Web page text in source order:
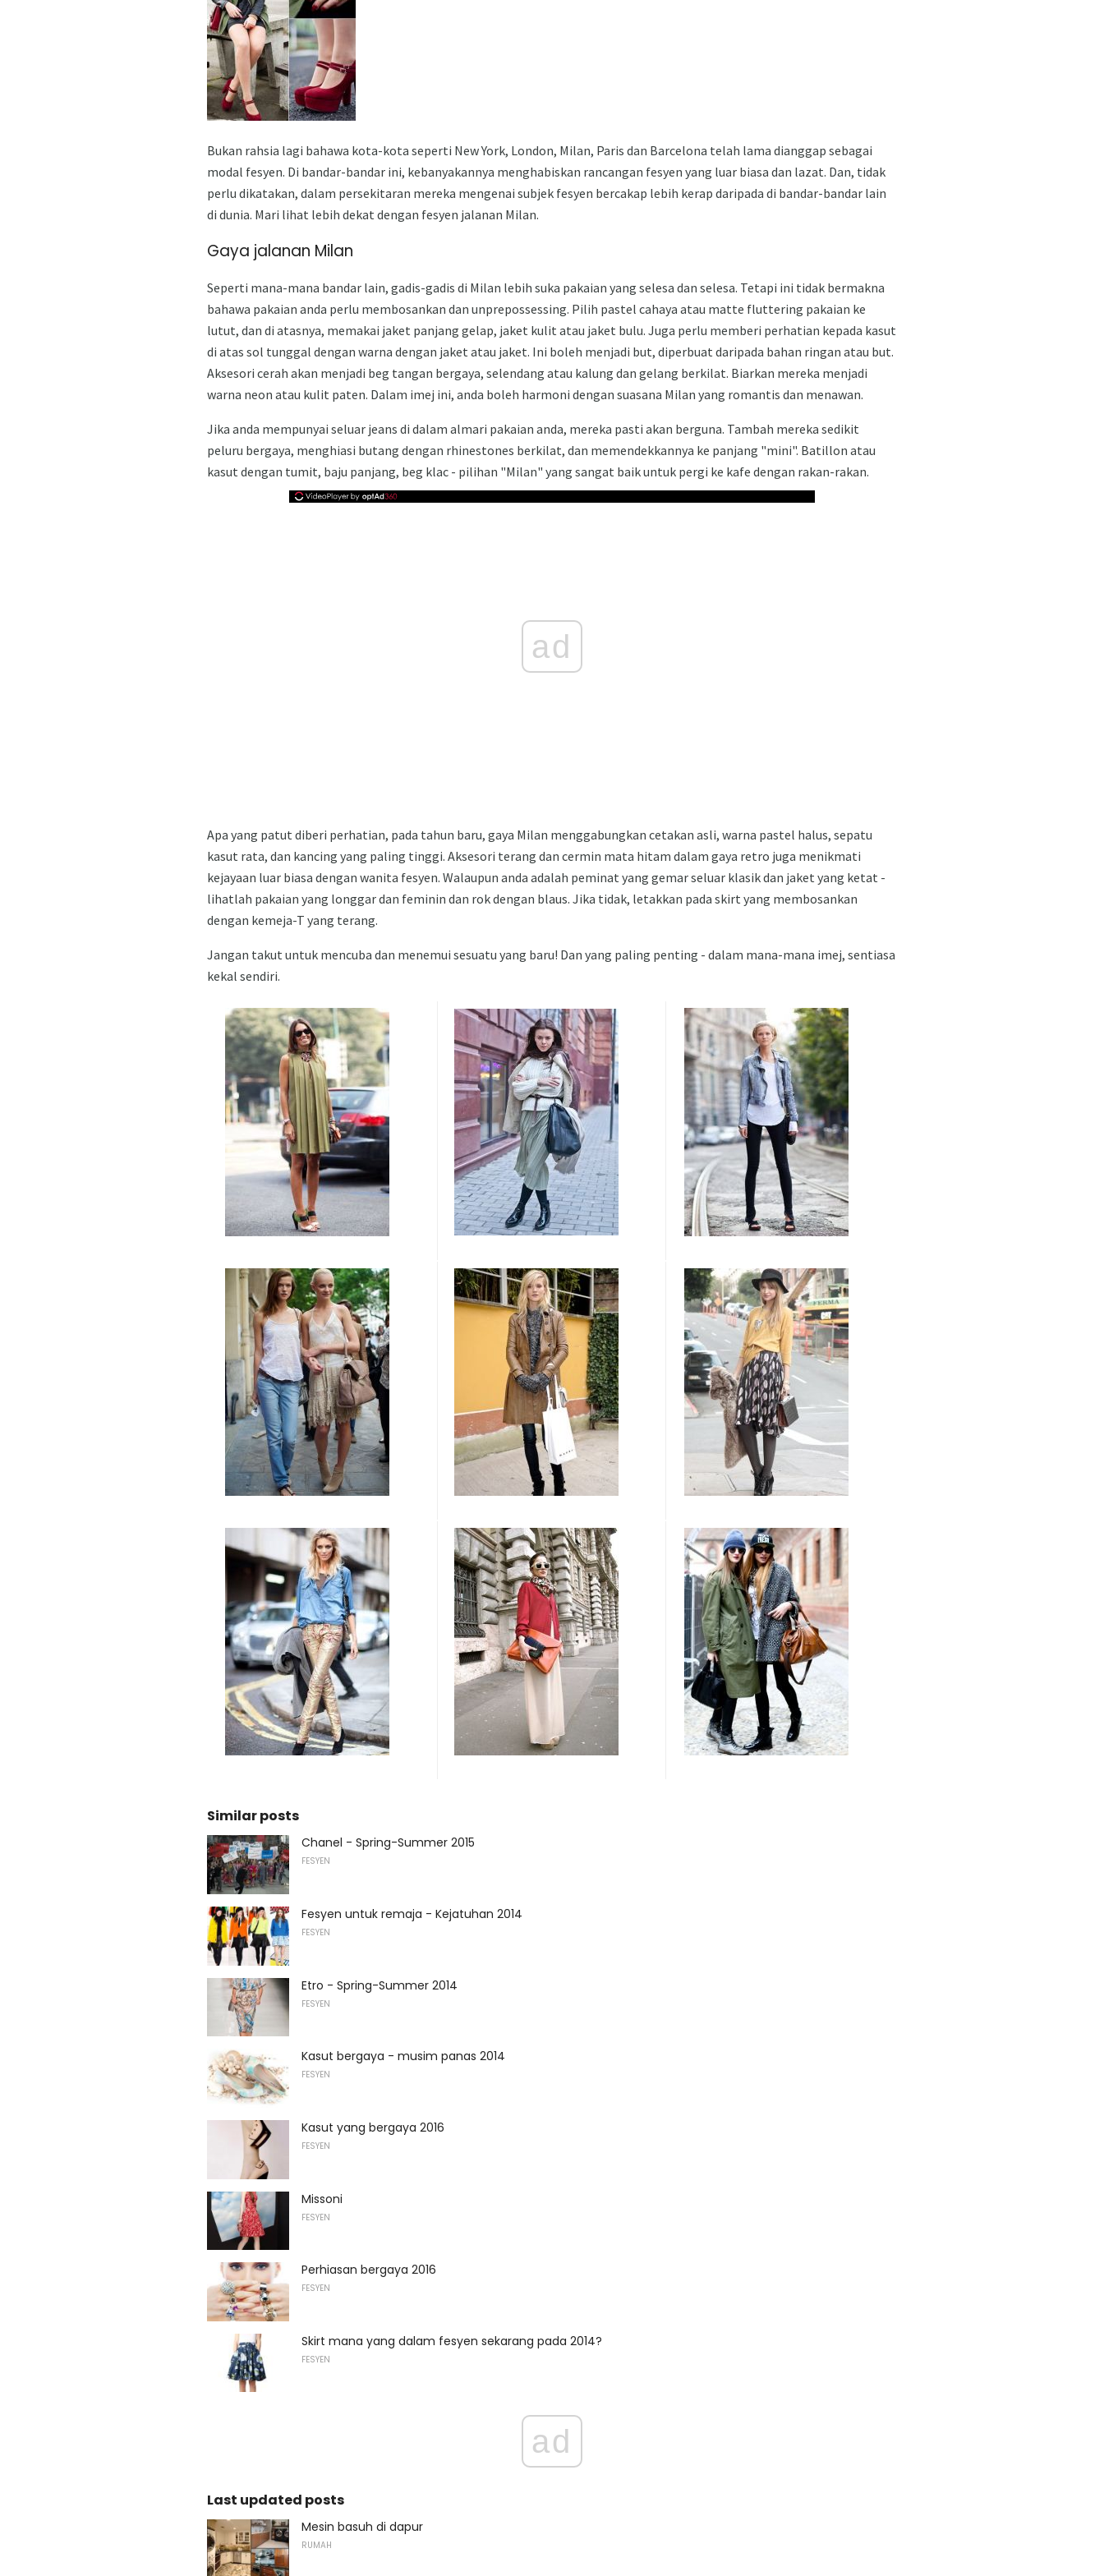
Bukan rahsia lagi bahawa kota-kota seperti New York, London, Milan, Paris dan Barcelona telah lama dianggap sebagai
modal fesyen. Di bandar-bandar ini, kebanyakannya menghabiskan rancangan fesyen yang luar biasa dan lazat. Dan, tidak
perlu dikatakan, dalam persekitaran mereka mengenai subjek fesyen bercakap lebih kerap daripada di bandar-bandar lain
di dunia. Mari lihat lebih dekat dengan fesyen jalanan Milan.
Gaya jalanan Milan
Seperti mana-mana bandar lain, gadis-gadis di Milan lebih suka pakaian yang selesa dan selesa. Tetapi ini tidak bermakna
bahawa pakaian anda perlu membosankan dan unprepossessing. Pilih pastel cahaya atau matte fluttering pakaian ke
lutut, dan di atasnya, memakai jaket panjang gelap, jaket kulit atau jaket bulu. Juga perlu memberi perhatian kepada kasut
di atas sol tunggal dengan warna dengan jaket atau jaket. Ini boleh menjadi but, diperbuat daripada bahan ringan atau but.
Aksesori cerah akan menjadi beg tangan bergaya, selendang atau kalung dan gelang berkilat. Biarkan mereka menjadi
warna neon atau kulit paten. Dalam imej ini, anda boleh harmoni dengan suasana Milan yang romantis dan menawan.
Jika anda mempunyai seluar jeans di dalam almari pakaian anda, mereka pasti akan berguna. Tambah mereka sedikit
peluru bergaya, menghiasi butang dengan rhinestones berkilat, dan memendekkannya ke panjang "mini". Batillon atau
kasut dengan tumit, baju panjang, beg klac - pilihan "Milan" yang sangat baik untuk pergi ke kafe dengan rakan-rakan.
ad
Apa yang patut diberi perhatian, pada tahun baru, gaya Milan menggabungkan cetakan asli, warna pastel halus, sepatu
kasut rata, dan kancing yang paling tinggi. Aksesori terang dan cermin mata hitam dalam gaya retro juga menikmati
kejayaan luar biasa dengan wanita fesyen. Walaupun anda adalah peminat yang gemar seluar klasik dan jaket yang ketat -
lihatlah pakaian yang longgar dan feminin dan rok dengan blaus. Jika tidak, letakkan pada skirt yang membosankan
dengan kemeja-T yang terang.
Jangan takut untuk mencuba dan menemui sesuatu yang baru! Dan yang paling penting - dalam mana-mana imej, sentiasa
kekal sendiri.
Similar posts
Chanel - Spring-Summer 2015
FESYEN
Fesyen untuk remaja - Kejatuhan 2014
FESYEN
Etro - Spring-Summer 2014
FESYEN
Kasut bergaya - musim panas 2014
FESYEN
Kasut yang bergaya 2016
FESYEN
Missoni
FESYEN
Perhiasan bergaya 2016
FESYEN
Skirt mana yang dalam fesyen sekarang pada 2014?
FESYEN
ad
Last updated posts
Mesin basuh di dapur
RUMAH